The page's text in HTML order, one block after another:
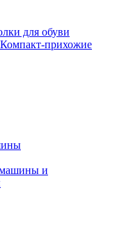
для обуви
Компакт-прихожие
и